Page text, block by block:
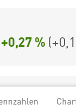
+0,27 % (